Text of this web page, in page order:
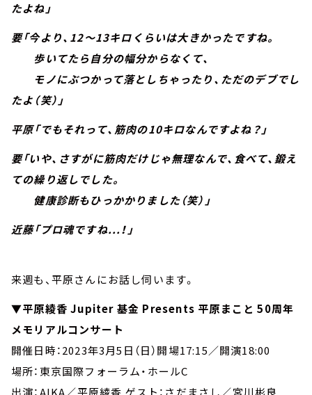
たよね」
要「今より、12～13キロくらいは大きかったですね。
歩いてたら自分の幅分からなくて、
モノにぶつかって落としちゃったり、ただのデブでし
たよ（笑）」
平原「でもそれって、筋肉の10キロなんですよね？」
要「いや、さすがに筋肉だけじゃ無理なんで、食べて、鍛え
ての繰り返しでした。
健康診断もひっかかりました（笑）」
近藤「プロ魂ですね...！」
来週も、平原さんにお話し伺います。
▼平原綾香 Jupiter 基金 Presents 平原まこと 50周年
メモリアルコンサート
開催日時：2023年3月5日（日）開場17:15／開演18:00
場所：東京国際フォーラム・ホールC
出演：AIKA／平原綾香 ゲスト：さだまさし／宮川彬良